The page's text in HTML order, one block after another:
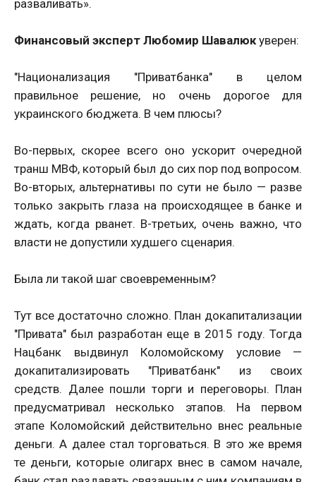
разваливать».
Финансовый эксперт Любомир Шавалюкуверен:
"Национализация "Приватбанка" в целом
правильное решение, но очень дорогое для
украинского бюджета. В чем плюсы?
Во-первых, скорее всего оно ускорит очередной
транш МВФ, который был до сих пор под вопросом.
Во-вторых, альтернативы по сути не было — разве
только закрыть глаза на происходящее в банке и
ждать, когда рванет. В-третьих, очень важно, что
власти не допустили худшего сценария.
Была ли такой шаг своевременным?
Тут все достаточно сложно. План докапитализации
"Привата" был разработан еще в 2015 году. Тогда
Нацбанк выдвинул Коломойскому условие —
докапитализировать "Приватбанк" из своих
средств. Далее пошли торги и переговоры. План
предусматривал несколько этапов. На первом
этапе Коломойский действительно внес реальные
деньги. А далее стал торговаться. В это же время
те деньги, которые олигарх внес в самом начале,